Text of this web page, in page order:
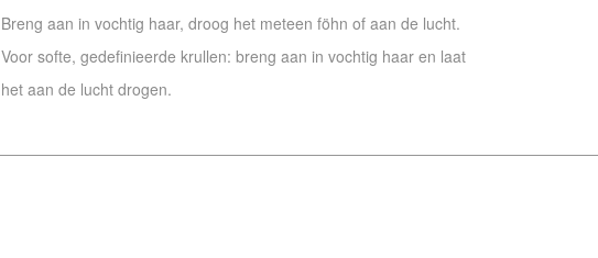
Breng aan in vochtig haar, droog het meteen föhn of aan de lucht.
Voor softe, gedefinieerde krullen: breng aan in vochtig haar en laat
het aan de lucht drogen.